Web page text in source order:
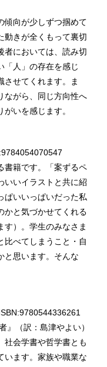
傾向が少しずつ掴めて
動きが全くもって裏切
者においては、読み切
「人」の存在を感じ
させてくれます。ま
ながら、同じ方向性へ
いを感じます。
書籍です。「案ずるペ
いいイラストと共に紹
ぱいいっぱいだった私
かと気づかせてくれる
す）。学生のみなさま
比べてしまうこと・自
と思います。そんな
（訳：島津やよい）
社会学書や哲学書とも
います。家族や職業な